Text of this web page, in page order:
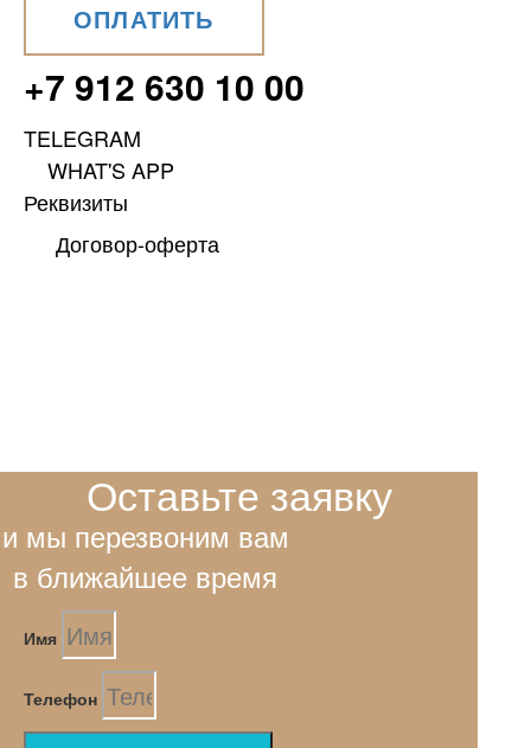
ОПЛАТИТЬ
+7 912 630 10 00
TELEGRAM
WHAT'S APP
Реквизиты
Договор-оферта
Оставьте заявку
и мы перезвоним вам
в ближайшее время
Имя
Телефон